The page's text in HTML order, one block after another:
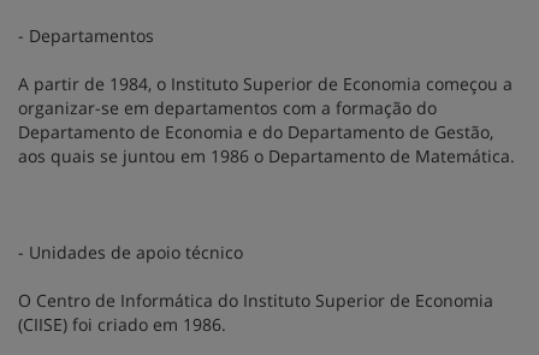
- Departamentos
A partir de 1984, o Instituto Superior de Economia começou a
organizar-se em departamentos com a formação do
Departamento de Economia e do Departamento de Gestão,
aos quais se juntou em 1986 o Departamento de Matemática.
- Unidades de apoio técnico
O Centro de Informática do Instituto Superior de Economia
(CIISE) foi criado em 1986.